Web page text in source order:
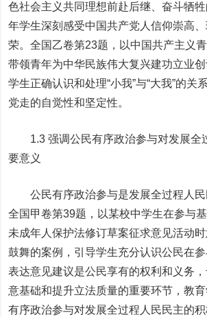
色社会主义共同理想前赴后继、奋斗牺
年学生深刻感受中国共产党人信仰崇高
荣。全国乙卷第23题，以中国共产主义
带领青年为中华民族伟大复兴建功立业
学生正确认识和处理“小我”与“大我”的关
党走的自觉性和坚定性。
1.3 强调公民有序政治参与对发展全
要意义
公民有序政治参与是发展全过程人民
全国甲卷第39题，以某校中学生在参与
未成年人保护法修订草案征求意见活动
鼓舞的案例，引导学生充分认识公民在
表达意见建议是公民享有的权利和义务
意基础和提升立法质量的重要环节，教
有序政治参与对发展全过程人民民主的